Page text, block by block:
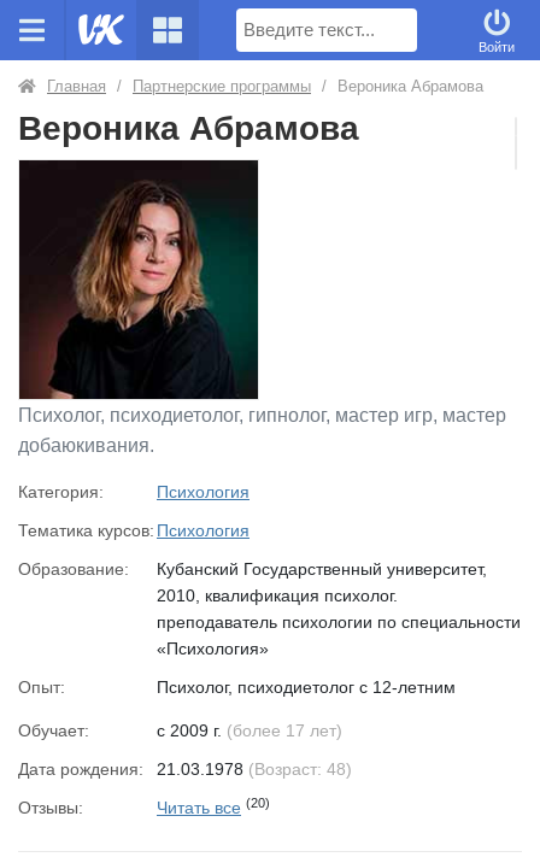
Поиск
Войти
Главная / Партнерские программы / Вероника Абрамова
Вероника Абрамова
Психолог, психодиетолог, гипнолог, ‌мастер игр, мастер
добаюкивания.
Категория:
Психология
Тематика курсов: Психология
Образование:
Кубанский Государственный университет,
2010, квалификация психолог.
преподаватель психологии по специальности
«Психология»
Опыт:
Психолог, психодиетолог с 12-летним
классическому и эриксоновскому гипнозу,
мастер трансформационных игр и
Преподаватель психологии;
Обучает: с 2009 г. (более 17 лет)
Дата рождения:
21.03.1978 (Возраст: 48)
Отзывы:
Читать все (20)